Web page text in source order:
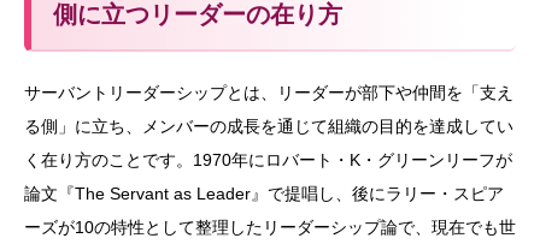
側に立つリーダーの在り方
サーバントリーダーシップとは、リーダーが部下や仲間を「支え
る側」に立ち、メンバーの成長を通じて組織の目的を達成してい
く在り方のことです。1970年にロバート・K・グリーンリーフが
論文『The Servant as Leader』で提唱し、後にラリー・スピア
ーズが10の特性として整理したリーダーシップ論で、現在でも世